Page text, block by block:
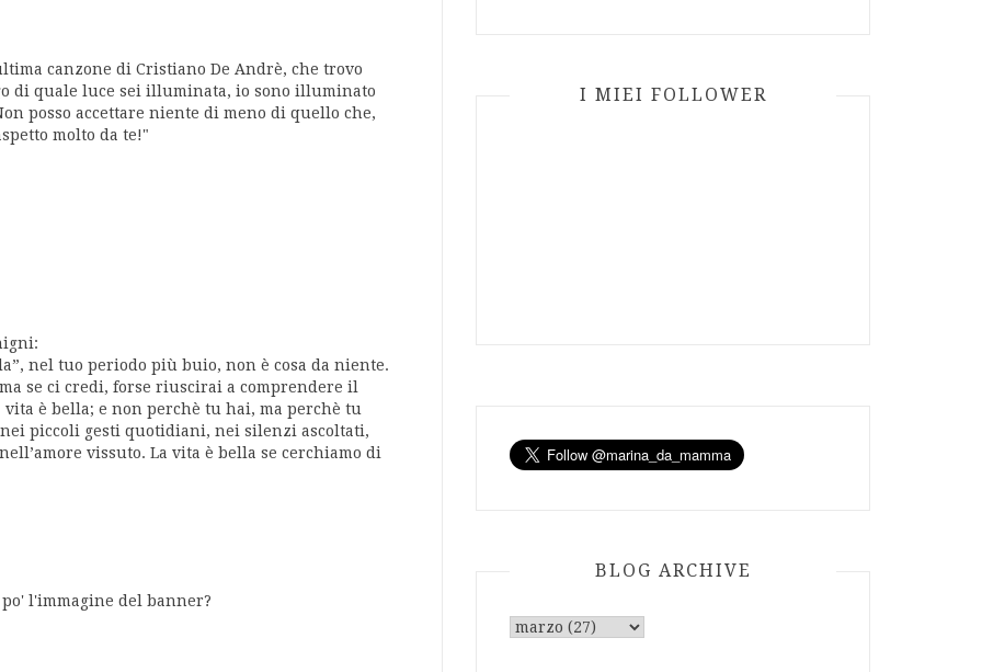
canzone di Cristiano De Andrè, che trovo
di quale luce sei illuminata, io sono illuminato
posso accettare niente di meno di quello che,
molto da te!"
nel tuo periodo più buio, non è cosa da niente.
se ci credi, forse riuscirai a comprendere il
è bella; e non perchè tu hai, ma perchè tu
piccoli gesti quotidiani, nei silenzi ascoltati,
vissuto. La vita è bella se cerchiamo di
l'immagine del banner?
I MIEI FOLLOWER
BLOG ARCHIVE